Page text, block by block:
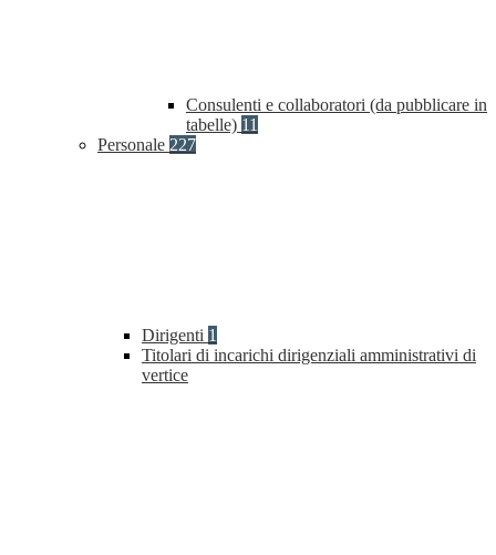
Consulenti e collaboratori (da pubblicare in
tabelle) 11
Personale 227
Dirigenti 1
Titolari di incarichi dirigenziali amministrativi di
vertice